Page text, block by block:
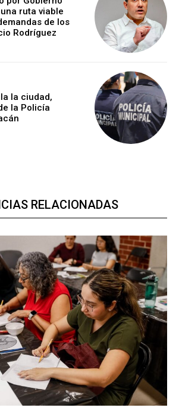
ruta viable
de los
Rodríguez
la ciudad,
la Policía
RELACIONADAS